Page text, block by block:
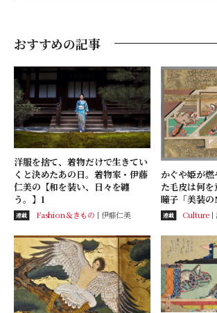
おすすめの記事
洋服を捨て、着物だけで生きてい
くと決めたあの日。着物家・伊藤
仁美の【和を装い、日々を纏
う。】1
連載 Fashion＆きもの 伊藤仁美
かぐや姫が
た毛皮は何
瞳子「美装
連載 Culture